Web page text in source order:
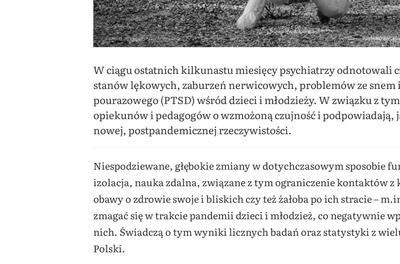
W ciągu ostatnich kilkunastu miesięcy psychiatrzy odnotowali
stanów lękowych, zaburzeń nerwicowych, problemów ze snem
pourazowego (PTSD) wśród dzieci i młodzieży. W związku z
opiekunów i pedagogów o wzmożoną czujność i podpowiadają,
nowej, postpandemicznej rzeczywistości.
Niespodziewane, głębokie zmiany w dotychczasowym sposobie
izolacja, nauka zdalna, związane z tym ograniczenie kontaktów
obawy o zdrowie swoje i bliskich czy też żałoba po ich stracie –
zmagać się w trakcie pandemii dzieci i młodzież, co negatywnie
nich. Świadczą o tym wyniki licznych badań oraz statystyki z
Polski.